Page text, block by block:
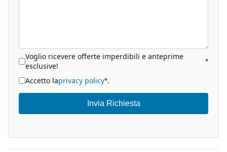
Voglio ricevere offerte imperdibili e anteprime
esclusive!
*
Accetto laprivacy policy*.
Invia Richiesta